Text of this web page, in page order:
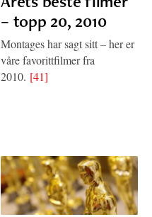
– topp 20, 2010
Montages har sagt sitt – her er
våre favorittfilmer fra
2010. [41]